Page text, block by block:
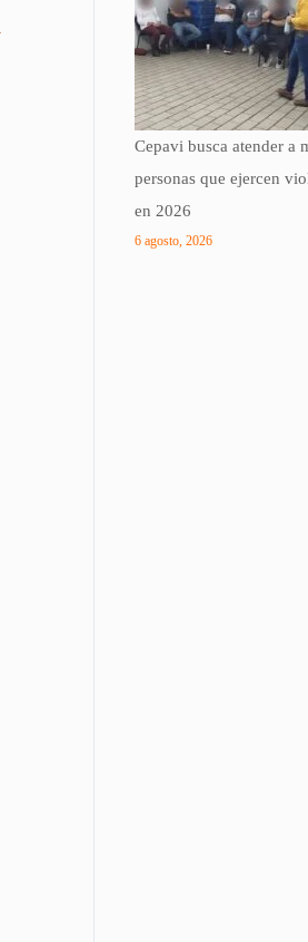
Cepavi busca atender a
personas que ejercen
en 2026
6 agosto, 2026